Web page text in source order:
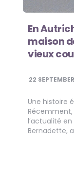
En
maison
vieux
22
Une histoire
l’actualité en
Bernadette,